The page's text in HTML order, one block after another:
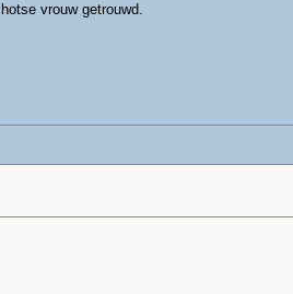
vrouw getrouwd.